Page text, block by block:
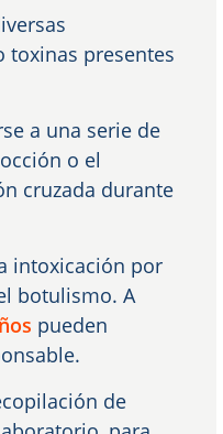
toxinas presentes
a una serie de
o el
cruzada durante
intoxicación por
botulismo. A
pueden
de